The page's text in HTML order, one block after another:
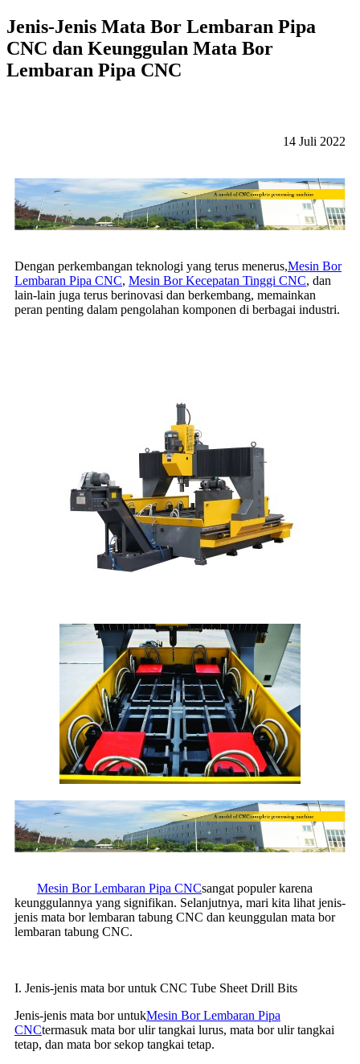
Jenis-Jenis Mata Bor Lembaran Pipa
CNC dan Keunggulan Mata Bor
Lembaran Pipa CNC
14 Juli 2022
Dengan perkembangan teknologi yang terus menerus,Mesin Bor
Lembaran Pipa CNC, Mesin Bor Kecepatan Tinggi CNC, dan
lain-lain juga terus berinovasi dan berkembang, memainkan
peran penting dalam pengolahan komponen di berbagai industri.
Mesin Bor Lembaran Pipa CNCsangat populer karena
keunggulannya yang signifikan. Selanjutnya, mari kita lihat jenis-
jenis mata bor lembaran tabung CNC dan keunggulan mata bor
lembaran tabung CNC.
I. Jenis-jenis mata bor untuk CNC Tube Sheet Drill Bits
Jenis-jenis mata bor untukMesin Bor Lembaran Pipa
CNCtermasuk mata bor ulir tangkai lurus, mata bor ulir tangkai
tetap, dan mata bor sekop tangkai tetap.